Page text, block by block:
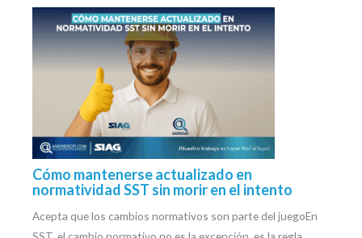
Cómo mantenerse actualizado en
normatividad SST sin morir en el intento
Acepta que los cambios normativos son parte del juegoEn